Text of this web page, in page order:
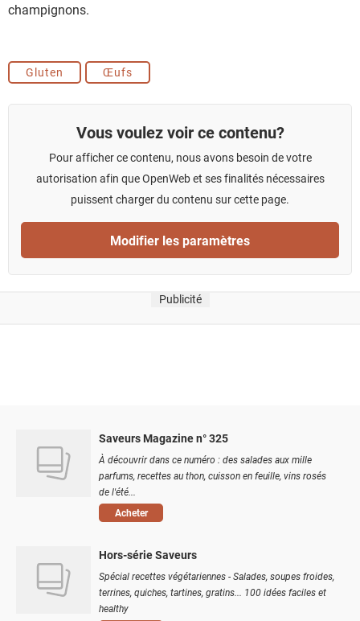
champignons.
Gluten Œufs
Vous voulez voir ce contenu?
Pour afficher ce contenu, nous avons besoin de votre
autorisation afin que OpenWeb et ses finalités nécessaires
puissent charger du contenu sur cette page.
Modifier les paramètres
Publicité
Saveurs Magazine n° 325
À découvrir dans ce numéro : des salades aux mille
parfums, recettes au thon, cuisson en feuille, vins rosés
de l'été...
Acheter
Hors-série Saveurs
Spécial recettes végétariennes - Salades, soupes froides,
terrines, quiches, tartines, gratins... 100 idées faciles et
healthy